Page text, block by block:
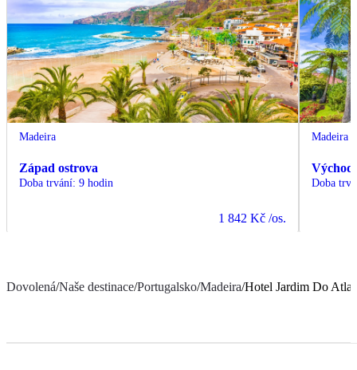
Madeira
Západ ostrova
Doba trvání: 9 hodin
1 842 Kč /os.
Madeira
Východ
Doba
Dovolená/Naše destinace/Portugalsko/Madeira/Hotel Jardim Do